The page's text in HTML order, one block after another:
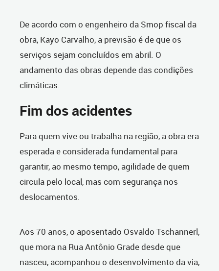
De acordo com o engenheiro da Smop fiscal da
obra, Kayo Carvalho, a previsão é de que os
serviços sejam concluídos em abril. O
andamento das obras depende das condições
climáticas.
Fim dos acidentes
Para quem vive ou trabalha na região, a obra era
esperada e considerada fundamental para
garantir, ao mesmo tempo, agilidade de quem
circula pelo local, mas com segurança nos
deslocamentos.
Aos 70 anos, o aposentado Osvaldo Tschannerl,
que mora na Rua Antônio Grade desde que
nasceu, acompanhou o desenvolvimento da via,